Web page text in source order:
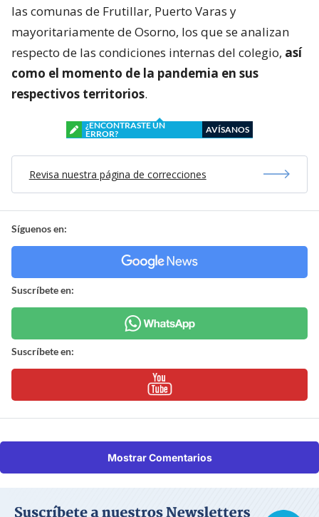
las comunas de Frutillar, Puerto Varas y
mayoritariamente de Osorno, los que se analizan
respecto de las condiciones internas del colegio, así
como el momento de la pandemia en sus
respectivos territorios.
¿ENCONTRASTE UN
ERROR?
AVÍSANOS
Revisa nuestra página de correcciones
Síguenos en:
Suscríbete en:
Suscríbete en:
Mostrar Comentarios